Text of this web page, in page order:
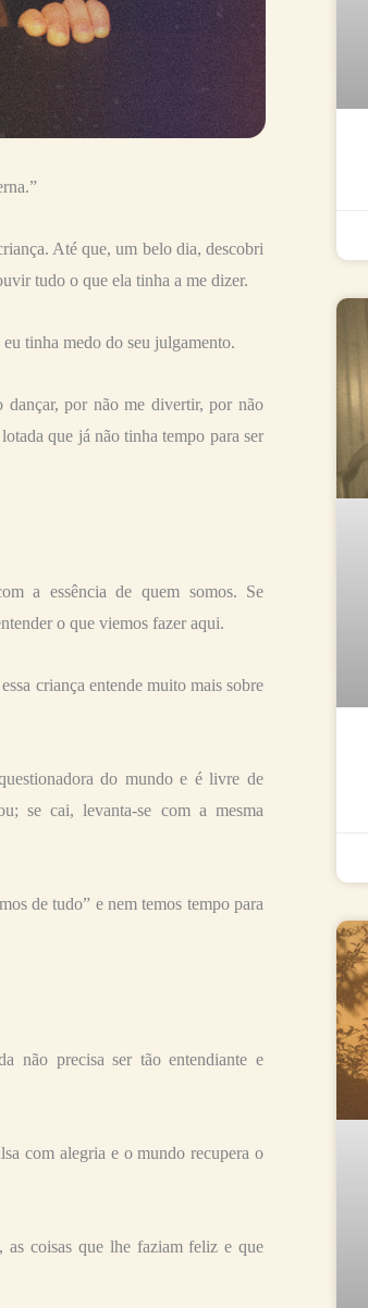
Até que, um belo dia, descobri
tudo o que ela tinha a me dizer.
tinha medo do seu julgamento.
dançar, por não me divertir, por não
que já não tinha tempo para ser
a essência de quem somos. Se
o que viemos fazer aqui.
criança entende muito mais sobre
do mundo e é livre de
se cai, levanta-se com a mesma
de tudo” e nem temos tempo para
não precisa ser tão entendiante e
com alegria e o mundo recupera o
as coisas que lhe faziam feliz e que